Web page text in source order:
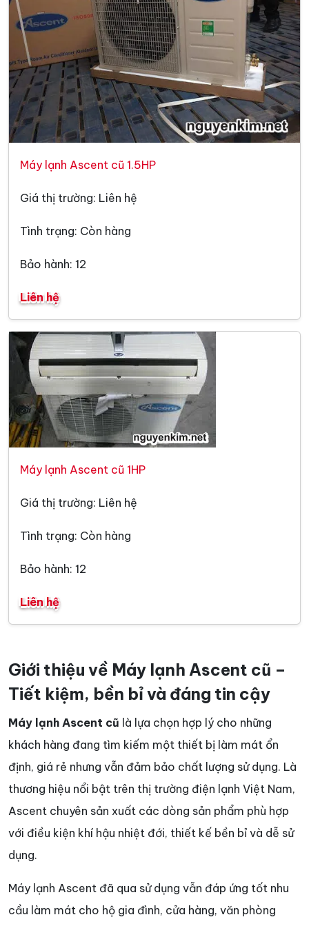
Máy lạnh Ascent cũ 1.5HP
Giá thị trường: Liên hệ
Tình trạng: Còn hàng
Bảo hành: 12
Liên hệ
Máy lạnh Ascent cũ 1HP
Giá thị trường: Liên hệ
Tình trạng: Còn hàng
Bảo hành: 12
Liên hệ
Giới thiệu về Máy lạnh Ascent cũ –
Tiết kiệm, bền bỉ và đáng tin cậy
Máy lạnh Ascent cũ là lựa chọn hợp lý cho những
khách hàng đang tìm kiếm một thiết bị làm mát ổn
định, giá rẻ nhưng vẫn đảm bảo chất lượng sử dụng. Là
thương hiệu nổi bật trên thị trường điện lạnh Việt Nam,
Ascent chuyên sản xuất các dòng sản phẩm phù hợp
với điều kiện khí hậu nhiệt đới, thiết kế bền bỉ và dễ sử
dụng.
Máy lạnh Ascent đã qua sử dụng vẫn đáp ứng tốt nhu
cầu làm mát cho hộ gia đình, cửa hàng, văn phòng